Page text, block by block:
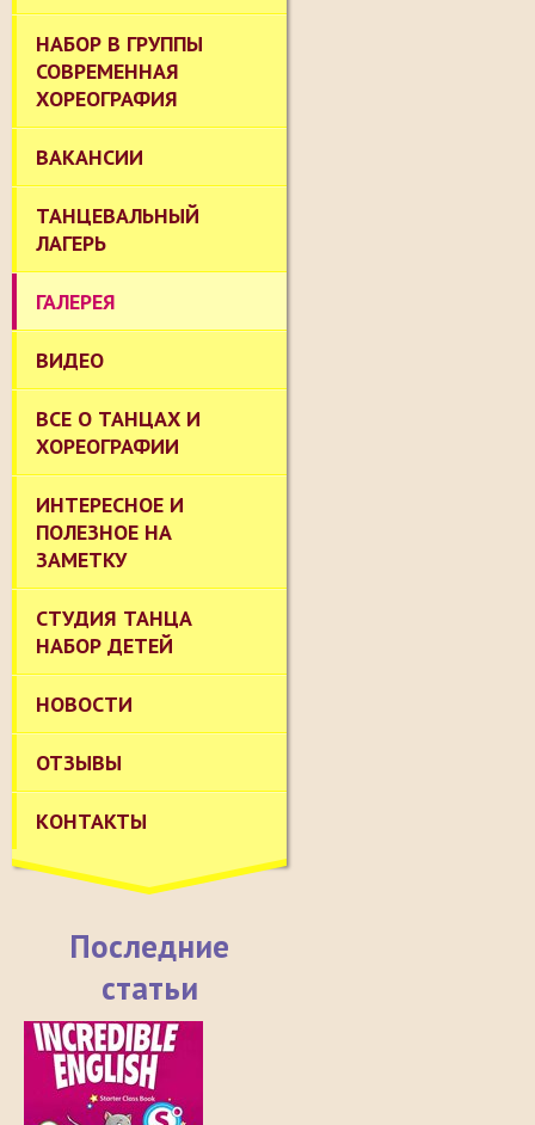
НАБОР В ГРУППЫ
СОВРЕМЕННАЯ
ХОРЕОГРАФИЯ
ВАКАНСИИ
ТАНЦЕВАЛЬНЫЙ
ЛАГЕРЬ
ГАЛЕРЕЯ
ВИДЕО
ВСЕ О ТАНЦАХ И
ХОРЕОГРАФИИ
ИНТЕРЕСНОЕ И
ПОЛЕЗНОЕ НА
ЗАМЕТКУ
СТУДИЯ ТАНЦА
НАБОР ДЕТЕЙ
НОВОСТИ
ОТЗЫВЫ
КОНТАКТЫ
Последние
статьи